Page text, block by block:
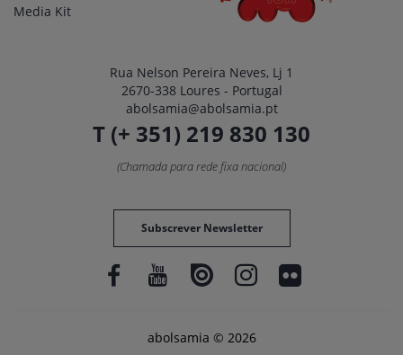
Media Kit
Rua Nelson Pereira Neves, Lj 1
2670-338 Loures - Portugal
abolsamia@abolsamia.pt
T (+ 351) 219 830 130
(Chamada para rede fixa nacional)
Subscrever Newsletter
abolsamia © 2026